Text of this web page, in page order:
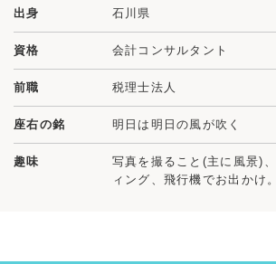
出身 石川県
資格 会計コンサルタント
前職 税理士法人
座右の銘 明日は明日の風が吹く
趣味
写真を撮ること(主に風景)
ィング、飛行機でお出かけ。